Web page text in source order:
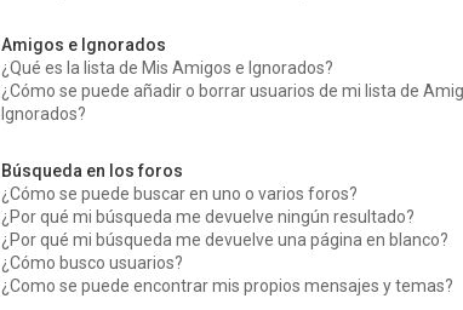
Amigos e Ignorados
¿Qué es la lista de Mis Amigos e Ignorados?
¿Cómo se puede añadir o borrar usuarios de mi lista de
Ignorados?
Búsqueda en los foros
¿Cómo se puede buscar en uno o varios foros?
¿Por qué mi búsqueda me devuelve ningún resultado?
¿Por qué mi búsqueda me devuelve una página en blanco?
¿Cómo busco usuarios?
¿Como se puede encontrar mis propios mensajes y temas?